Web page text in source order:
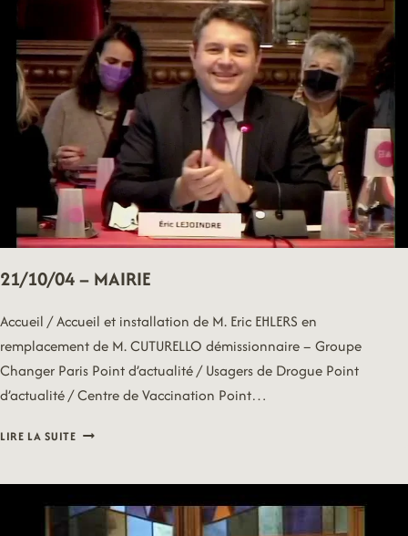
21/10/04 – MAIRIE
Accueil / Accueil et installation de M. Eric EHLERS en
remplacement de M. CUTURELLO démissionnaire – Groupe
Changer Paris Point d’actualité / Usagers de Drogue Point
d’actualité / Centre de Vaccination Point…
LIRE LA SUITE21/10/04